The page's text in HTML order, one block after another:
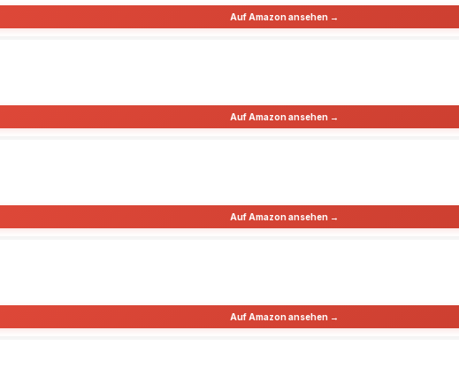
Auf Amazon ansehen →
Auf Amazon ansehen →
Auf Amazon ansehen →
Auf Amazon ansehen →